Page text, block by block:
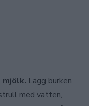
mjölk. Lägg burken
med vatten,